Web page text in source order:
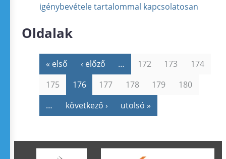
igénybevétele tartalommal kapcsolatosan
Oldalak
« első ‹ előző … 172 173
174
175
176 177 178 179
180
…
következő › utolsó »